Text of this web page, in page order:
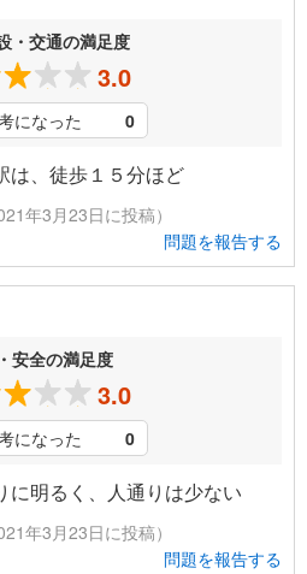
・交通の満足度
3.0
になった 0
は、徒歩１５分ほど
年3月23日に投稿）
問題を報告する
安全の満足度
3.0
になった 0
に明るく、人通りは少ない
年3月23日に投稿）
問題を報告する